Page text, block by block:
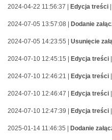
2024-04-22 11:56:37 | Edycja treści
2024-07-05 13:57:08 | Dodanie
2024-07-05 14:23:55 | Usunięcie
2024-07-10 12:45:15 | Edycja treści
2024-07-10 12:46:21 | Edycja treści
2024-07-10 12:46:47 | Edycja treści
2024-07-10 12:47:39 | Edycja treści
2025-01-14 11:46:35 | Dodanie